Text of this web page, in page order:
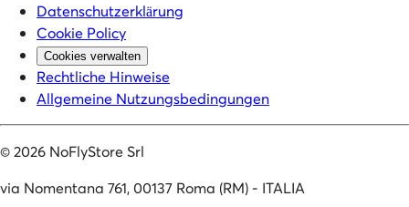
Datenschutzerklärung
Cookie Policy
Cookies verwalten
Rechtliche Hinweise
Allgemeine Nutzungsbedingungen
©2026 NoFlyStore Srl
via Nomentana 761, 00137 Roma (RM) - ITALIA